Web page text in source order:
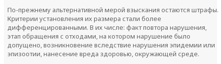
По-прежнему альтернативной мерой взыскания остаются штрафы.
Критерии установления их размера стали более
дифференцированными. В их числе: факт повтора нарушения,
этап обращения с отходами, на котором нарушение было
допущено, возникновение вследствие нарушения эпидемии или
эпизоотии, нанесение вреда здоровью, окружающей среде.